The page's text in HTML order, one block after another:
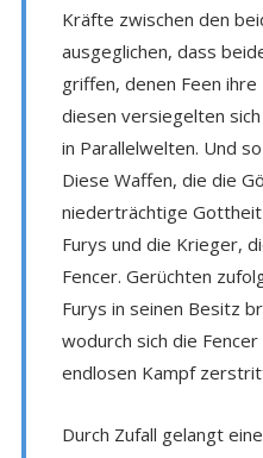
Kräfte zwischen den
ausgeglichen, dass
griffen, denen Feen
diesen versiegelten
in Parallelwelten. Und
Diese Waffen, die die
niederträchtige
Furys und die Krieger,
Fencer. Gerüchten
Furys in seinen Besitz
wodurch sich die
endlosen Kampf
Durch Zufall gelangt